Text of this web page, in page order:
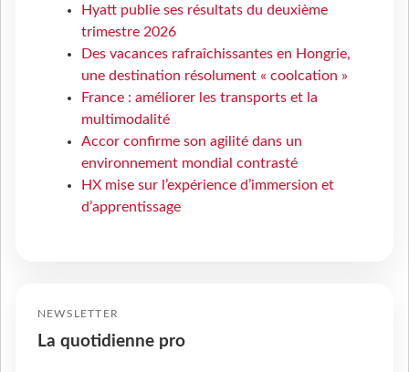
Hyatt publie ses résultats du deuxième
trimestre 2026
Des vacances rafraîchissantes en Hongrie,
une destination résolument « coolcation »
France : améliorer les transports et la
multimodalité
Accor confirme son agilité dans un
environnement mondial contrasté
HX mise sur l’expérience d’immersion et
d’apprentissage
NEWSLETTER
La quotidienne pro